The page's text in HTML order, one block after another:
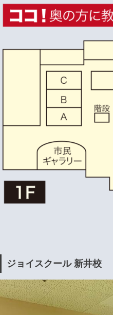
ジョイスクール 新井校